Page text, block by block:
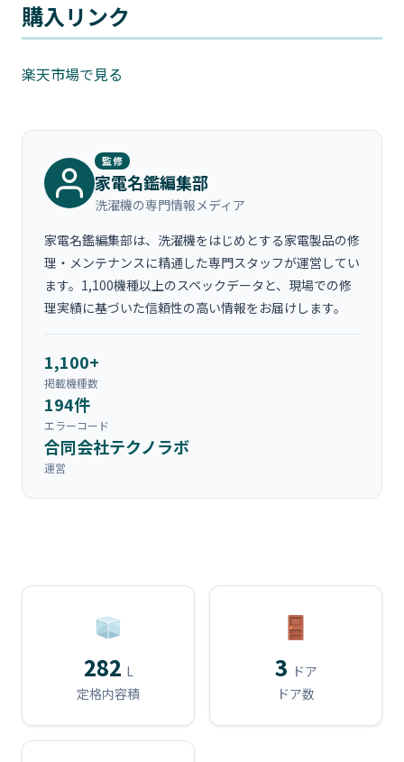
購入リンク
楽天市場で見る
監修
家電名鑑編集部
洗濯機の専門情報メディア
家電名鑑編集部は、洗濯機をはじめとする家電製品の修
理・メンテナンスに精通した専門スタッフが運営してい
ます。1,100機種以上のスペックデータと、現場での修
理実績に基づいた信頼性の高い情報をお届けします。
1,100+
掲載機種数
194件
エラーコード
合同会社テクノラボ
運営
282 L
定格内容積
3 ドア
ドア数